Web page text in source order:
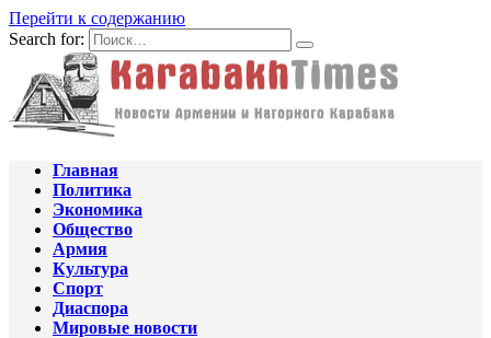
Перейти к содержанию
Search for:
Главная
Политика
Экономика
Общество
Армия
Культура
Спорт
Диаспора
Мировые новости